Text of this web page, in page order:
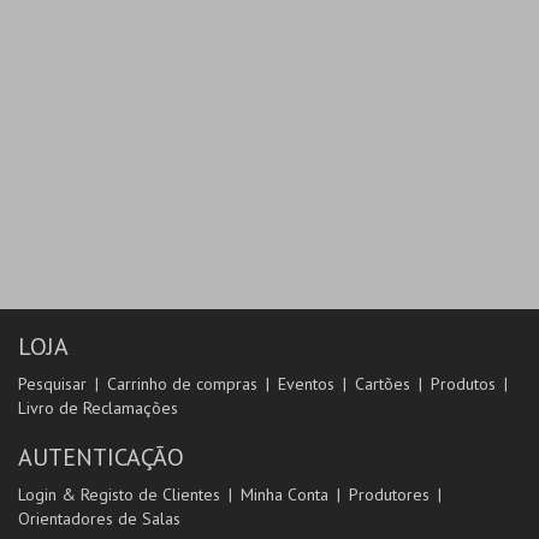
LOJA
Pesquisar Carrinho de compras Eventos Cartões
Produtos
Livro de Reclamações
AUTENTICAÇÃO
Login & Registo de Clientes Minha Conta
Produtores
Orientadores de Salas